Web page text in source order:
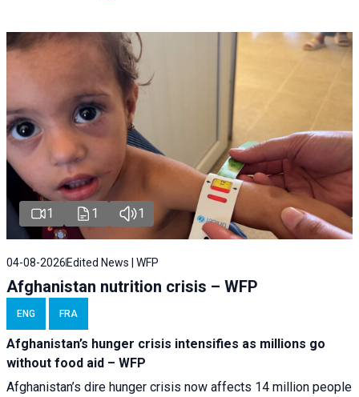
1 1 1
04-08-2026 Edited News | WFP
Afghanistan nutrition crisis – WFP
ENG FRA
Afghanistan’s hunger crisis intensifies as millions go
without food aid – WFP
Afghanistan’s dire hunger crisis now affects 14 million people